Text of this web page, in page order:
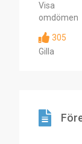
Visa
omdömen
305
Gilla